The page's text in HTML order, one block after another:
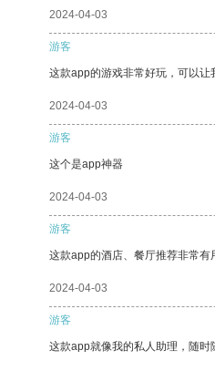
2024-04-03
游客
这款app的游戏非常好玩，可以让
2024-04-03
游客
这个是app神器
2024-04-03
游客
这款app的酒店、餐厅推荐非常有
2024-04-03
游客
这款app就像我的私人助理，随时